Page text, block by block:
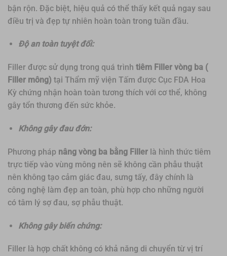
bận rộn. Đặc biệt, hiệu quả có thể thấy kết quả ngay sau
điều trị và đẹp tự nhiên hoàn toàn trong tuần đầu.
Độ an toàn tuyệt đối:
Filler được sử dụng trong quá trình tiêm Filler vòng ba (
Filler mông) tại Thẩm mỹ viện Tấm được Cục FDA Hoa
Kỳ chứng nhận hoàn toàn tương thích với cơ thể, không
gây tổn thương đến sức khỏe.
Không gây đau đớn:
Phương pháp nâng vòng ba bằng Filler là hình thức tiêm
trực tiếp vào vùng mông nên sẽ không cần phẫu thuật
nên không tạo cảm giác đau, sưng tấy, đây chính là
công nghệ làm đẹp an toàn, phù hợp cho những người
có tâm lý sợ đau, sợ phẫu thuật.
Không gây biến chứng:
Filler là hợp chất không có khả năng di chuyển từ vị trí